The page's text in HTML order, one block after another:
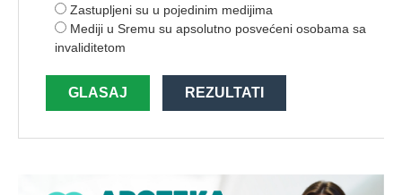
Zastupljeni su u pojedinim medijima
Mediji u Sremu su apsolutno posvećeni osobama sa
invaliditetom
GLASAJ REZULTATI